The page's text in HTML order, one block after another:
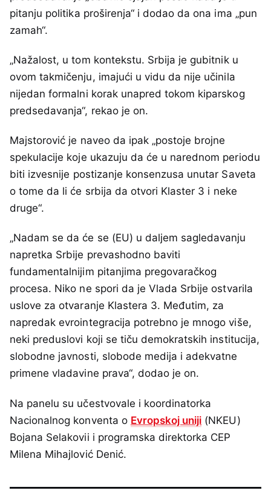
pitanju politika proširenja“ i dodao da ona ima „pun
zamah“.
„Nažalost, u tom kontekstu. Srbija je gubitnik u
ovom takmičenju, imajući u vidu da nije učinila
nijedan formalni korak unapred tokom kiparskog
predsedavanja“, rekao je on.
Majstorović je naveo da ipak „postoje brojne
spekulacije koje ukazuju da će u narednom periodu
biti izvesnije postizanje konsenzusa unutar Saveta
o tome da li će srbija da otvori Klaster 3 i neke
druge“.
„Nadam se da će se (EU) u daljem sagledavanju
napretka Srbije prevashodno baviti
fundamentalnijim pitanjima pregovaračkog
procesa. Niko ne spori da je Vlada Srbije ostvarila
uslove za otvaranje Klastera 3. Međutim, za
napredak evrointegracija potrebno je mnogo više,
neki preduslovi koji se tiču demokratskih institucija,
slobodne javnosti, slobode medija i adekvatne
primene vladavine prava“, dodao je on.
Na panelu su učestvovale i koordinatorka
Nacionalnog konventa o Evropskoj uniji (NKEU)
Bojana Selakovii i programska direktorka CEP
Milena Mihajlović Denić.